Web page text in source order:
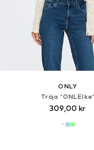
ONLY
Tröja 'ONLElke'
309,00 kr